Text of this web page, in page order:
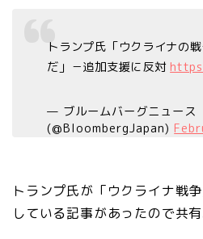
トランプ氏「ウクライナの
だ」－追加支援に反対
— ブルームバーグニュース
(@BloombergJapan)
トランプ氏が「ウクライナ戦
している記事があったので共有